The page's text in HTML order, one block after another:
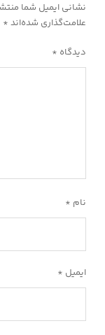
نشانی ایمیل شما
علامت‌گذاری شده‌اند *
دیدگاه *
نام *
ایمیل *